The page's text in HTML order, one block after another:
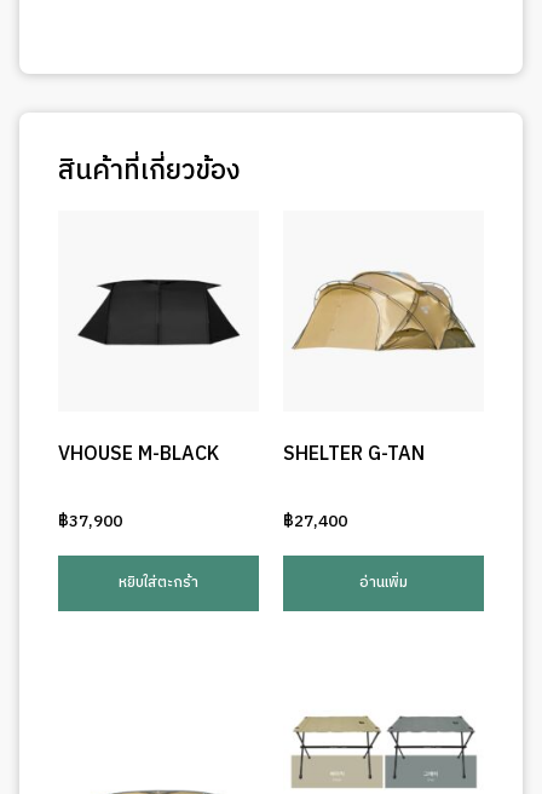
สินค้าที่เกี่ยวข้อง
VHOUSE M-BLACK
฿37,900
หยิบใส่ตะกร้า
SHELTER G-TAN
฿27,400
อ่านเพิ่ม